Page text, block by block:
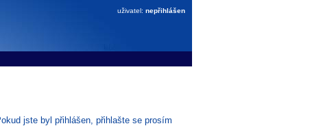
uživatel: nepřihlášen
jste byl přihlášen, přihlašte se prosím